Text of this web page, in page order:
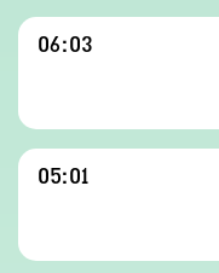
06:03
05:01